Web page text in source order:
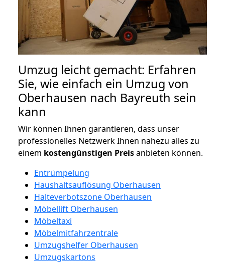
Umzug leicht gemacht: Erfahren
Sie, wie einfach ein Umzug von
Oberhausen nach Bayreuth sein
kann
Wir können Ihnen garantieren, dass unser
professionelles Netzwerk Ihnen nahezu alles zu
einem kostengünstigen Preisanbieten können.
Entrümpelung
Haushaltsauflösung Oberhausen
Halteverbotszone Oberhausen
Möbellift Oberhausen
Möbeltaxi
Möbelmitfahrzentrale
Umzugshelfer Oberhausen
Umzugskartons